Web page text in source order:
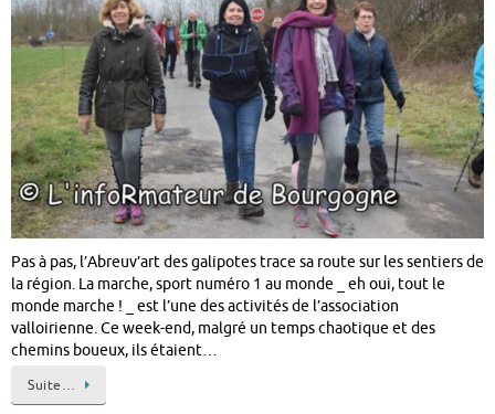
Pas à pas, l’Abreuv’art des galipotes trace sa route sur les sentiers de
la région. La marche, sport numéro 1 au monde _ eh oui, tout le
monde marche ! _ est l’une des activités de l’association
valloirienne. Ce week-end, malgré un temps chaotique et des
chemins boueux, ils étaient…
Suite…